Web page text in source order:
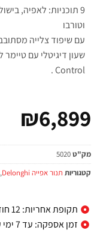
9 תוכניות: לאפיה,
וטורבו
עם שיפוד צלייה
Control .
₪6,899
מק"ט5020
קטגוריות תנור אפייה Delonghi ,
תקופת אחריות: 12 חודשים
זמן אספקה: עד 7 ימי עסקים